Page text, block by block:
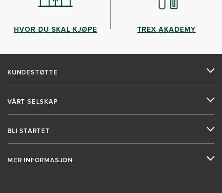
HVOR DU SKAL KJØPE TREX AKADEMY
KUNDESTØTTE
VÅRT SELSKAP
BLI STARTET
MER INFORMASJON